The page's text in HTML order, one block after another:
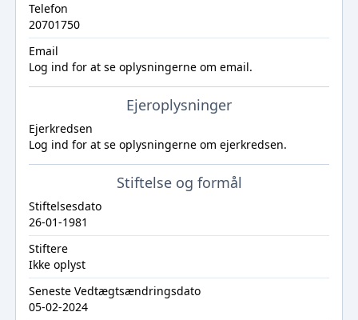
Telefon
20701750
Email
Log ind for at se oplysningerne om email.
Ejeroplysninger
Ejerkredsen
Log ind for at se oplysningerne om ejerkredsen.
Stiftelse og formål
Stiftelsesdato
26-01-1981
Stiftere
Ikke oplyst
Seneste Vedtægtsændringsdato
05-02-2024